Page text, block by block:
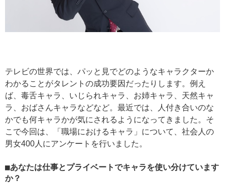
テレビの世界では、パッと見でどのようなキャラクターか
わかることがタレントの成功要因だったりします。例え
ば、毒舌キャラ、いじられキャラ、お姉キャラ、天然キャ
ラ、おばさんキャラなどなど。最近では、人付き合いのな
かでも何キャラかが気にされるようになってきました。そ
こで今回は、「職場におけるキャラ」について、社会人の
男女400人にアンケートを行いました。
■あなたは仕事とプライベートでキャラを使い分けています
か？